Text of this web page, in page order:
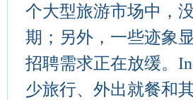
个大型旅游市场中，
期；另外，一些迹象
招聘需求正在放缓。
少旅行、外出就餐和